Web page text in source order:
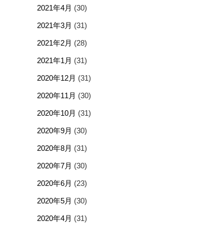
2021年4月 (30)
2021年3月 (31)
2021年2月 (28)
2021年1月 (31)
2020年12月 (31)
2020年11月 (30)
2020年10月 (31)
2020年9月 (30)
2020年8月 (31)
2020年7月 (30)
2020年6月 (23)
2020年5月 (30)
2020年4月 (31)